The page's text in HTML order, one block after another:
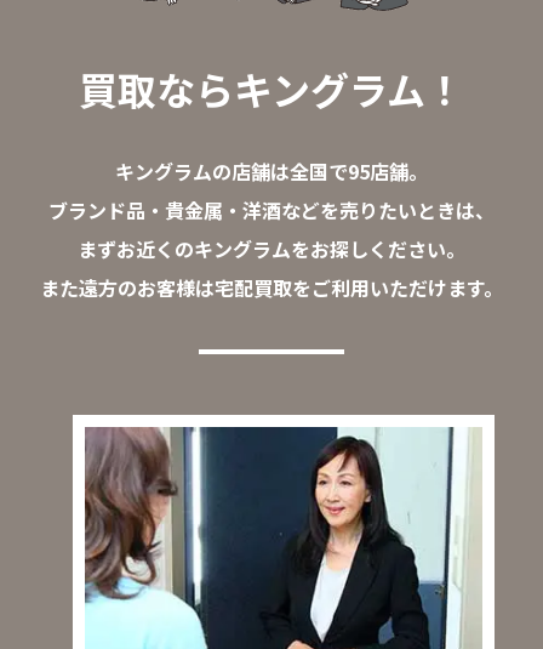
買取ならキングラム！
キングラムの店舗は全国で95店舗。
ブランド品・貴金属・洋酒などを売りたいときは、
まずお近くのキングラムをお探しください。
また遠方のお客様は宅配買取をご利用いただけます。